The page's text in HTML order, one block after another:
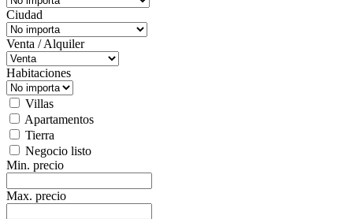
Ciudad
Venta / Alquiler
Habitaciones
Villas
Apartamentos
Tierra
Negocio listo
Min. precio
Max. precio